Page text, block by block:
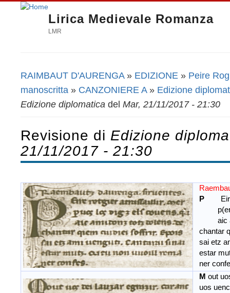
Lirica Medievale Romanza
LMR
Tu sei qui
RAIMBAUT D'AURENGA» EDIZIONE » Peire
manoscritta » CANZONIERE A» Edizione
Edizione diplomatica del Mar, 21/11/2017 - 21:30
Revisione di Edizione
21/11/2017 - 21:30
P
p(er)
aic
chantar
sai etz
estar
ner
M out
uos